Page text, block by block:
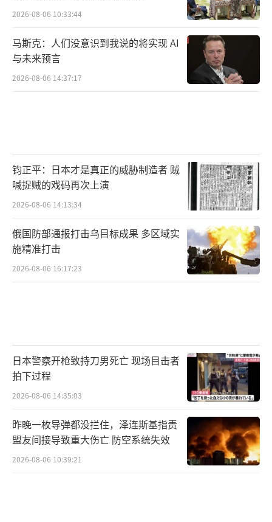
2026-08-06 10:33:44
马斯克：人们没意识到我说的将实现 AI
与未来预言
2026-08-06 14:37:17
钧正平：日本才是真正的威胁制造者 贼
喊捉贼的戏码再次上演
2026-08-06 14:13:34
俄国防部通报打击乌目标成果 多区域实
施精准打击
2026-08-06 16:17:23
日本警察开枪致持刀男死亡 现场目击者
拍下过程
2026-08-06 14:35:03
昨晚一枚导弹都没拦住，泽连斯基指责
盟友间接导致重大伤亡 防空系统失效
2026-08-06 10:39:21